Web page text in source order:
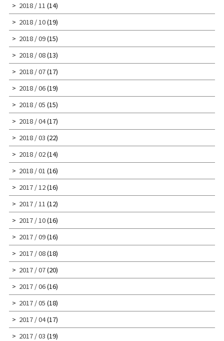
2018 / 11 (14)
2018 / 10(19)
2018 / 09(15)
2018 / 08(13)
2018 / 07(17)
2018 / 06(19)
2018 / 05 (15)
2018 / 04(17)
2018 / 03 (22)
2018 / 02(14)
2018 / 01 (16)
2017 / 12(16)
2017 / 11 (12)
2017 / 10(16)
2017 / 09(16)
2017 / 08(18)
2017 / 07(20)
2017 / 06(16)
2017 / 05 (18)
2017 / 04(17)
2017 / 03 (19)